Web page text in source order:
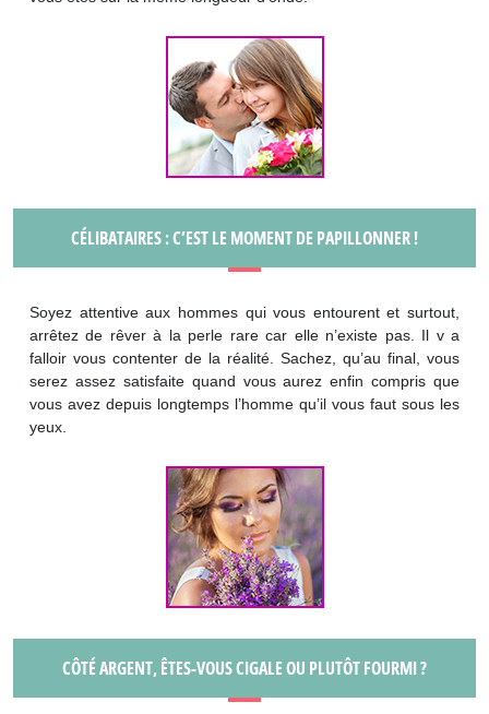
CÉLIBATAIRES : C’EST LE MOMENT DE PAPILLONNER !
Soyez attentive aux hommes qui vous entourent et surtout,
arrêtez de rêver à la perle rare car elle n’existe pas. Il v a
falloir vous contenter de la réalité. Sachez, qu’au final, vous
serez assez satisfaite quand vous aurez enfin compris que
vous avez depuis longtemps l’homme qu’il vous faut sous les
yeux.
CÔTÉ ARGENT, ÊTES-VOUS CIGALE OU PLUTÔT FOURMI ?